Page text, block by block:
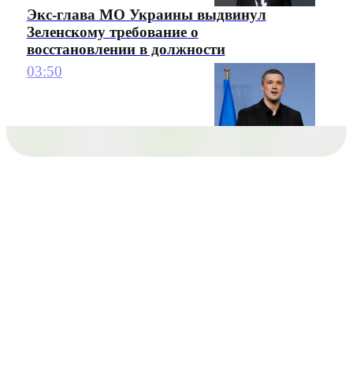
Экс-глава МО Украины выдвинул
Зеленскому требование о
восстановлении в должности
03:50